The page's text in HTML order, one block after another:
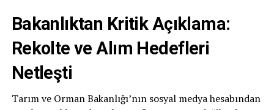
Bakanlıktan Kritik Açıklama:
Rekolte ve Alım Hedefleri
Netleşti
Tarım ve Orman Bakanlığı’nın sosyal medya hesabından